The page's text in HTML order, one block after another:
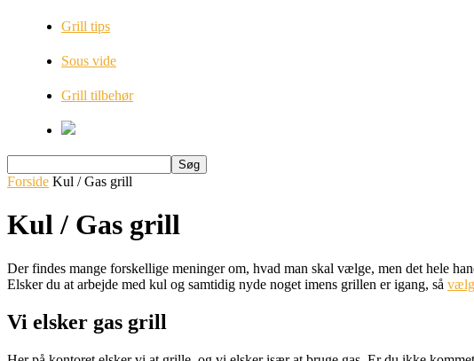
Grill tips
Sous vide
Grill tilbehør
Forside Kul / Gas grill
Kul / Gas grill
Der findes mange forskellige meninger om, hvad man skal vælge, men det hele
Elsker du at arbejde med kul og samtidig nyde noget imens grillen er igang, så
Vi elsker gas grill